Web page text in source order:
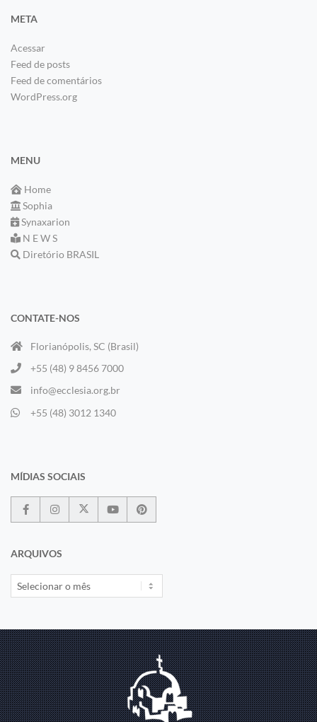
META
Acessar
Feed de posts
Feed de comentários
WordPress.org
MENU
Home
Sophia
Synaxarion
N E W S
Diretório BRASIL
CONTATE-NOS
Florianópolis, SC (Brasil)
+55 (48) 9 8456 7000
info@ecclesia.org.br
+55 (48) 3012 1340
MÍDIAS SOCIAIS
ARQUIVOS